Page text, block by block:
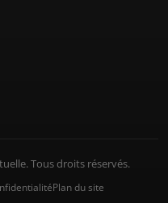
Tous droits réservés.
Plan du site